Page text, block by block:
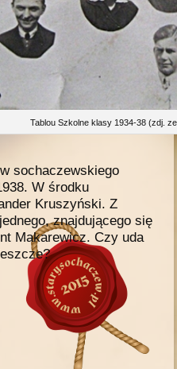
Tablou Szkolne klasy 1934-38 (zdj.
sochaczewskiego
W środku
Kruszyński. Z
znajdującego się
Makarewicz. Czy uda